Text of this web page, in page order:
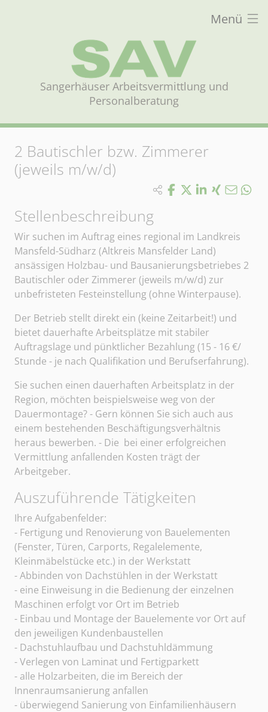
Menü
Sangerhäuser Arbeitsvermittlung und
Personalberatung
2 Bautischler bzw. Zimmerer
(jeweils m/w/d)
Stellenbeschreibung
Wir suchen im Auftrag eines regional im Landkreis
Mansfeld-Südharz (Altkreis Mansfelder Land)
ansässigen Holzbau- und Bausanierungsbetriebes 2
Bautischler oder Zimmerer (jeweils m/w/d) zur
unbefristeten Festeinstellung (ohne Winterpause).
Der Betrieb stellt direkt ein (keine Zeitarbeit!) und
bietet dauerhafte Arbeitsplätze mit stabiler
Auftragslage und pünktlicher Bezahlung (15 - 16 €/
Stunde - je nach Qualifikation und Berufserfahrung).
Sie suchen einen dauerhaften Arbeitsplatz in der
Region, möchten beispielsweise weg von der
Dauermontage? - Gern können Sie sich auch aus
einem bestehenden Beschäftigungsverhältnis
heraus bewerben. - Die bei einer erfolgreichen
Vermittlung anfallenden Kosten trägt der
Arbeitgeber.
Sangerhäuser Arbeitsvermittlung und
Auszuführende Tätigkeiten
Ihre Aufgabenfelder:
- Fertigung und Renovierung von Bauelementen
(Fenster, Türen, Carports, Regalelemente,
Kleinmäbelstücke etc.) in der Werkstatt
- Abbinden von Dachstühlen in der Werkstatt
- eine Einweisung in die Bedienung der einzelnen
Maschinen erfolgt vor Ort im Betrieb
- Einbau und Montage der Bauelemente vor Ort auf
den jeweiligen Kundenbaustellen
- Dachstuhlaufbau und Dachstuhldämmung
- Verlegen von Laminat und Fertigparkett
- alle Holzarbeiten, die im Bereich der
Innenraumsanierung anfallen
- überwiegend Sanierung von Einfamilienhäusern